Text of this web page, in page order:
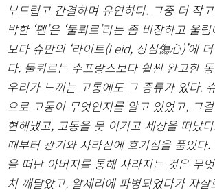
부드럽고 간결하며 유연하다. 그중 더 작
박한 ‘펜’은 ‘둘뢰르’라는 좀 비장하고 울
보다 슈만의 ‘라이트(Leid, 상심傷心)’에
다. 둘뢰르는 수프랑스보다 훨씬 완고한
우리가 느끼는 고통에도 그 종류가 있다.
으로 고통이 무엇인지를 알고 있었고, 그
현해냈고, 고통을 못 이기고 세상을 떠났
때부터 광기와 사라짐에 호기심을 품었다
을 떠난 아버지를 통해 사라지는 것은 무
치 깨달았고, 알제리에 파병되었다가 자